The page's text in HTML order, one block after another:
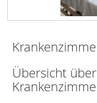
Übersicht